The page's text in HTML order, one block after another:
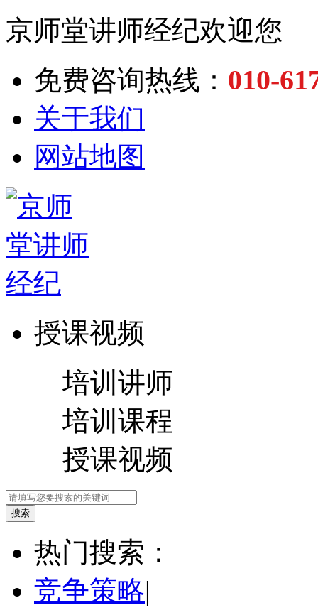
京师堂讲师经纪欢迎您
免费咨询热线： 010-
关于我们
网站地图
授课视频
培训讲师
培训课程
授课视频
热门搜索：
竞争策略|